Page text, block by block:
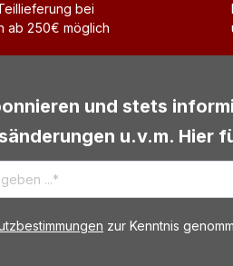
bei
ab 250€ möglich
und stets
u.v.m. Hier
zur Kenntnis